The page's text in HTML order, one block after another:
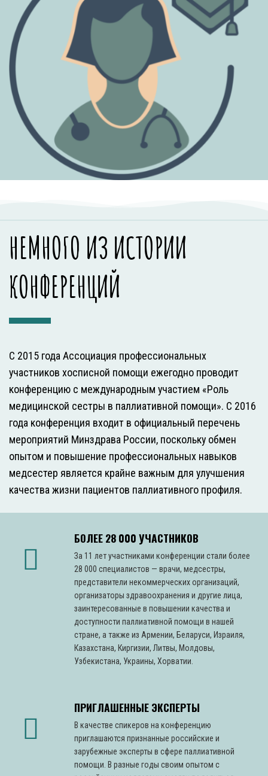
НЕМНОГО ИЗ ИСТОРИИ
КОНФЕРЕНЦИЙ
С 2015 года Ассоциация профессиональных
участников хосписной помощи ежегодно проводит
конференцию с международным участием «Роль
медицинской сестры в паллиативной помощи». С 2016
года конференция входит в официальный перечень
мероприятий Минздрава России, поскольку обмен
опытом и повышение профессиональных навыков
медсестер является крайне важным для улучшения
качества жизни пациентов паллиативного профиля.
БОЛЕЕ 28 000 УЧАСТНИКОВ
За 11 лет участниками конференции стали более
28 000 специалистов — врачи, медсестры,
представители некоммерческих организаций,
организаторы здравоохранения и другие лица,
заинтересованные в повышении качества и
доступности паллиативной помощи в нашей
стране, а также из Армении, Беларуси, Израиля,
Казахстана, Киргизии, Литвы, Молдовы,
Узбекистана, Украины, Хорватии.
ПРИГЛАШЕННЫЕ ЭКСПЕРТЫ
В качестве спикеров на конференцию
приглашаются признанные российские и
зарубежные эксперты в сфере паллиативной
помощи. В разные годы своим опытом с